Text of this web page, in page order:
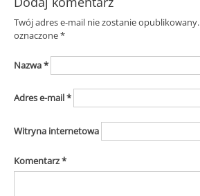
Twój adres e-mail nie zostanie opublikowany.
oznaczone*
Nazwa*
Adres e-mail*
Witryna internetowa
Komentarz*